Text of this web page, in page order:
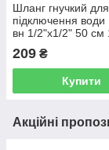
Шланг гнучкий для
підключення води
вн 1/2"x1/2" 50 см
209 ₴
Купити
Акційні